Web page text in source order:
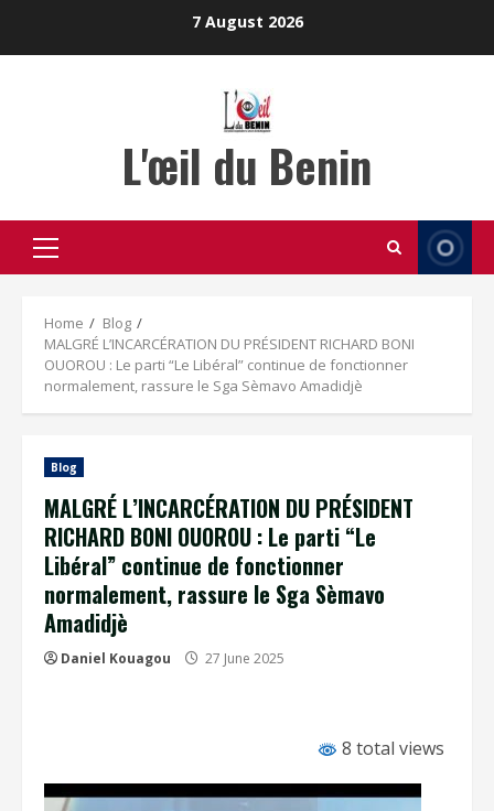
7 August 2026
L'œil du Benin
Primary
Menu
Home
Blog
MALGRÉ L’INCARCÉRATION DU PRÉSIDENT RICHARD BONI
OUOROU : Le parti “Le Libéral” continue de fonctionner
normalement, rassure le Sga Sèmavo Amadidjè
Blog
MALGRÉ L’INCARCÉRATION DU PRÉSIDENT
RICHARD BONI OUOROU : Le parti “Le
Libéral” continue de fonctionner
normalement, rassure le Sga Sèmavo
Amadidjè
Daniel Kouagou 27 June 2025
8 total views